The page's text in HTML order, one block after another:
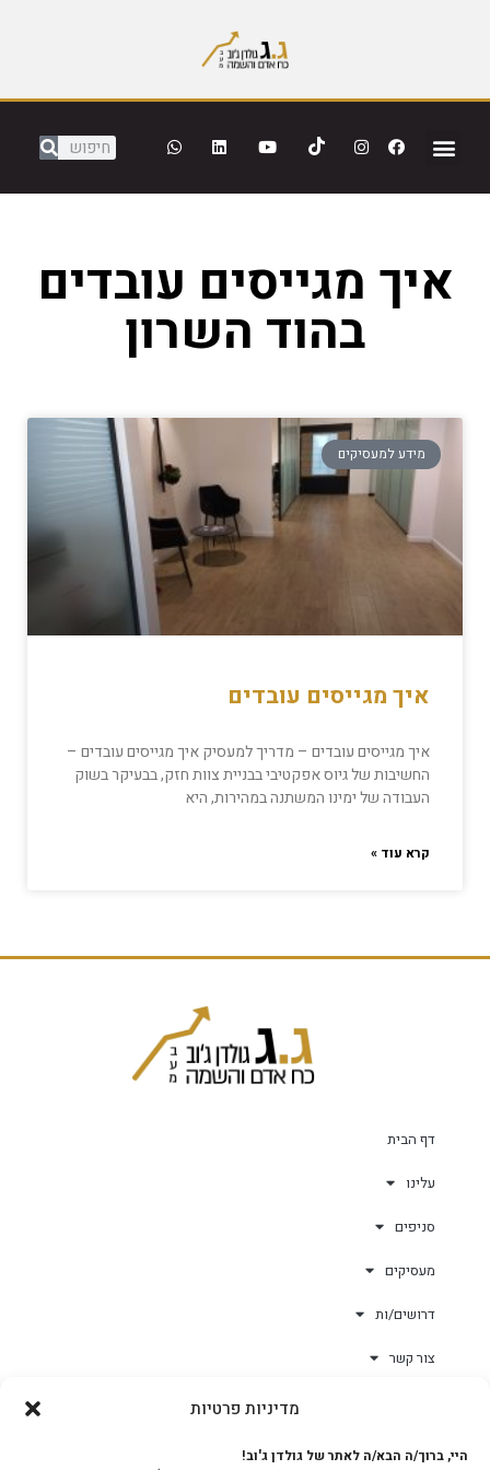
מדיניות פרטיות
היי, ברוך/ה הבא/ה לאתר של גולדן ג'וב!
איך מגייסים עובדים
בהוד השרון
מידע למעסיקים
איך מגייסים עובדים
איך מגייסים עובדים – מדריך למעסיק איך מגייסים עובדים –
החשיבות של גיוס אפקטיבי בבניית צוות חזק, בבעיקר בשוק
העבודה של ימינו המשתנה במהירות, היא
קרא עוד »
דף הבית
עלינו
סניפים
מעסיקים
דרושים/ות
צור קשר